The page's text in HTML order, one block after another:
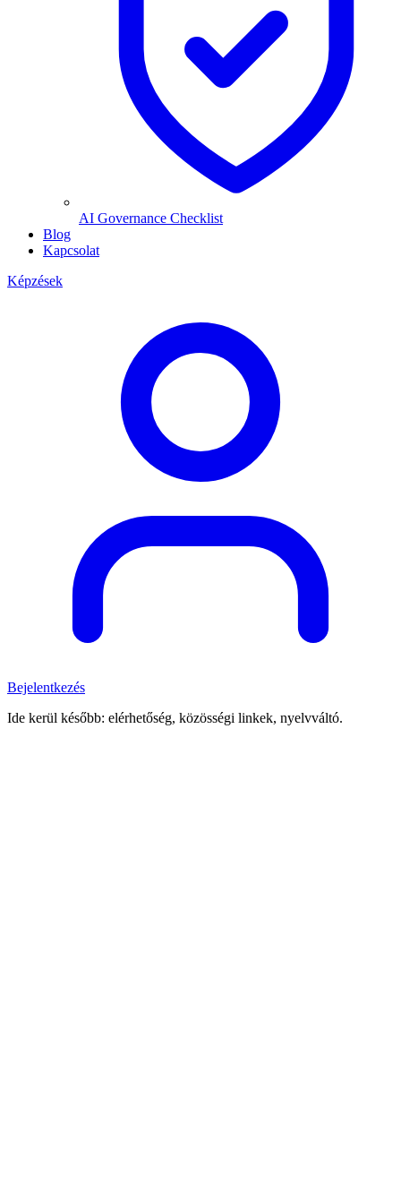
AI Governance Checklist
Blog
Kapcsolat
Képzések
Bejelentkezés
Ide kerül később: elérhetőség, közösségi linkek, nyelvváltó.